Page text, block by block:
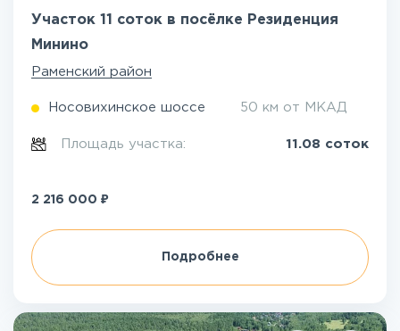
Участок 11 соток в посёлке Резиденция
Минино
Раменский район
Носовихинское шоссе 50 км от МКАД
Площадь участка: 11.08 соток
2 216 000 ₽
Подробнее